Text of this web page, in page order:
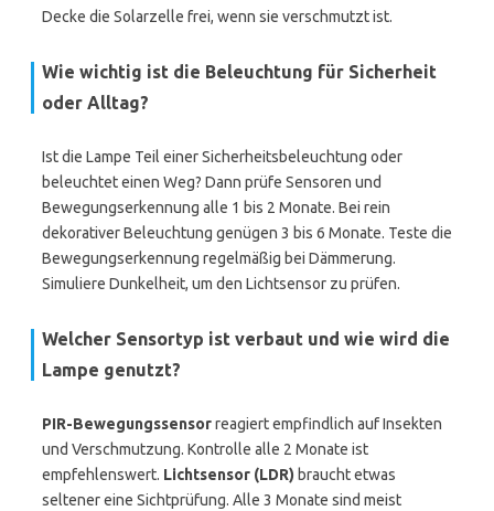
Decke die Solarzelle frei, wenn sie verschmutzt ist.
Wie wichtig ist die Beleuchtung für Sicherheit
oder Alltag?
Ist die Lampe Teil einer Sicherheitsbeleuchtung oder
beleuchtet einen Weg? Dann prüfe Sensoren und
Bewegungserkennung alle 1 bis 2 Monate. Bei rein
dekorativer Beleuchtung genügen 3 bis 6 Monate. Teste die
Bewegungserkennung regelmäßig bei Dämmerung.
Simuliere Dunkelheit, um den Lichtsensor zu prüfen.
Welcher Sensortyp ist verbaut und wie wird die
Lampe genutzt?
PIR-Bewegungssensorreagiert empfindlich auf Insekten
und Verschmutzung. Kontrolle alle 2 Monate ist
empfehlenswert. Lichtsensor (LDR) braucht etwas
seltener eine Sichtprüfung. Alle 3 Monate sind meist